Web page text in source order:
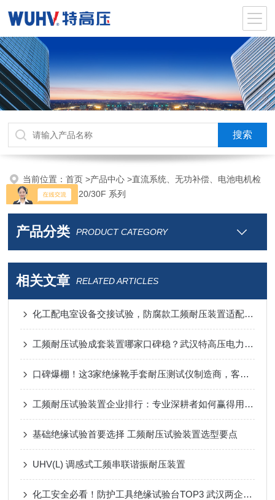
当前位置：首页>产品中心>直流系统、无功补偿、电池电机检
测仪器>UHV-220/30F 系列
产品分类 PRODUCT CATEGORY
相关文章 RELATED ARTICLES
化工配电室设备交接试验，防腐款工频耐压装置适配厂区恶劣环境
工频耐压试验成套装置哪家口碑稳？武汉特高压电力用户实评成优选参考
口碑爆棚！这3家绝缘靴手套耐压测试仪制造商，客户复购率超80%！
工频耐压试验装置企业排行：专业深耕者如何赢得用户信赖
基础绝缘试验首要选择 工频耐压试验装置选型要点
UHV(L) 调感式工频串联谐振耐压装置
化工安全必看！防护工具绝缘试验台TOP3 武汉两企口碑出圈